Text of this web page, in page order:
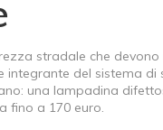
stradale che
integrante del sistema di
una lampadina
fino a 170 euro.